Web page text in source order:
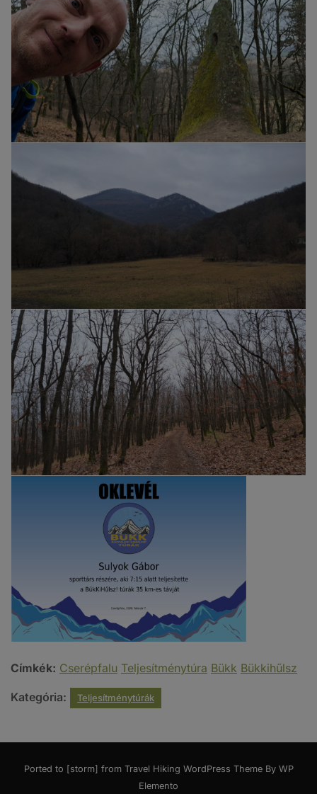
Címkék: Cserépfalu Teljesítménytúra Bükk Bükkihűlsz
Kategória: Teljesítménytúrák
Ported to [storm] from Travel Hiking WordPress Theme By WP
Elemento